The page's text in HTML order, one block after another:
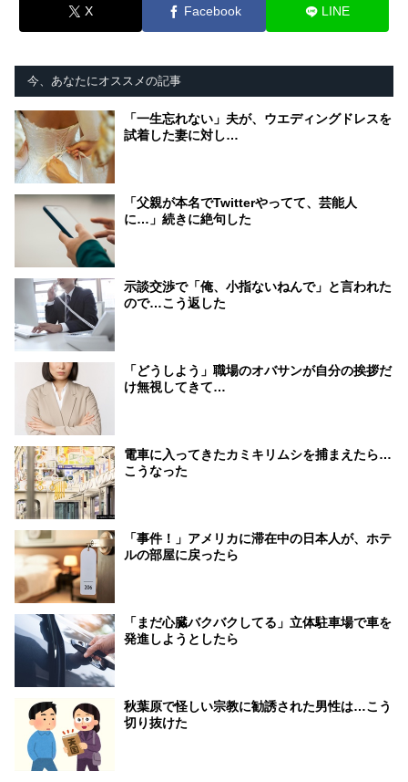
X Facebook LINE
今、あなたにオススメの記事
「一生忘れない」夫が、ウエディングドレスを
試着した妻に対し…
「父親が本名でTwitterやってて、芸能人
に…」続きに絶句した
示談交渉で「俺、小指ないねんで」と言われた
ので…こう返した
「どうしよう」職場のオバサンが自分の挨拶だ
け無視してきて…
電車に入ってきたカミキリムシを捕まえたら…
こうなった
「事件！」アメリカに滞在中の日本人が、ホテ
ルの部屋に戻ったら
「まだ心臓バクバクしてる」立体駐車場で車を
発進しようとしたら
秋葉原で怪しい宗教に勧誘された男性は…こう
切り抜けた